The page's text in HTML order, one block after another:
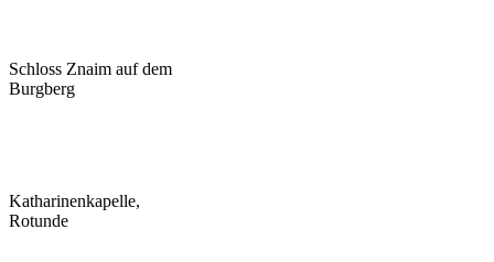
Schloss Znaim auf dem
Burgberg
Katharinenkapelle,
Rotunde